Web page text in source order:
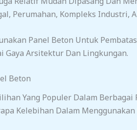
Perumahan, Kompleks Industri,
Panel Beton Untuk
Gaya Arsitektur Dan Lingkungan.
Beton
Yang Populer Dalam
Kelebihan Dalam